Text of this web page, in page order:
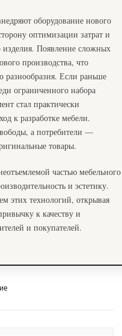
оборудование нового
оптимизации затрат и
изделия. Появление сложных
производства, что
разнообразия. Если раньше
ограниченного набора
стал практически
к разработке мебели.
а потребители —
товары.
частью мебельного
и эстетику.
этих технологий, открывая
к качеству и
и покупателей.